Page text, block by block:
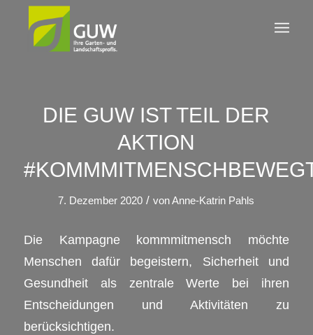
DIE GUW IST TEIL DER
AKTION
7. Dezember 2020 / vonAnne-Katrin Pahls
Die Kampagne kommmitmensch möchte
Menschen dafür begeistern, Sicherheit und
Gesundheit als zentrale Werte bei ihren
Entscheidungen und Aktivitäten zu
berücksichtigen.